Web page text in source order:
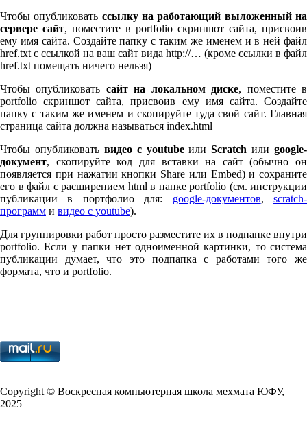
Чтобы опубликовать ссылку на работающий выложенный на
сервере сайт, поместите в port­fo­lio скриншот сайта, присвоив
ему имя сайта. Создайте папку с таким же именем и в ней файл
href.txt с ссылкой на ваш сайт вида http://… (кроме ссылки в файл
href.txt помещать ничего нельзя)
Чтобы опубликовать сайт на локальном диске, поместите в
port­fo­lio скриншот сайта, присвоив ему имя сайта. Создайте
папку с таким же именем и скопируйте туда свой сайт. Главная
страница сайта должна называться index.html
Чтобы опубликовать видео с youtubeилиScratch или google-
документ, скопируйте код для вставки на сайт (обычно он
появляется при нажатии кнопки Share или Embed) и сохраните
его в файл с расширением html в папке port­fo­lio (см. инструкции
публикации в портфолио для: google-документов,scratch-
программ и видео с youtube).
Для группировки работ просто разместите их в подпапке внутри
port­fo­lio. Если у папки нет одноименной картинки, то система
публикации думает, что это подпапка с работами того же
формата, что и port­fo­lio.
Copy­right © Воскресная компьютерная школа мехмата ЮФУ,
2025